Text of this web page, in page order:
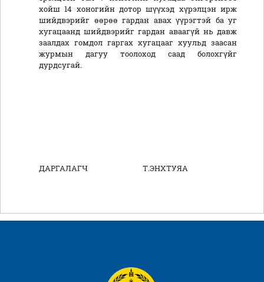
хойш 14 хоногийн дотор шүүхэд хүрэлцэн ирж
шийдвэрийг өөрөө гардан авах үүрэгтэй ба уг
хугацаанд шийдвэрийг гардан аваагүй нь давж
заалдах гомдол гаргах хугацааг хуульд заасан
журмын дагуу тоолоход саад болохгүйг
дурдсугай.
ДАРГАЛАГЧ Т.ЭНХТУЯА